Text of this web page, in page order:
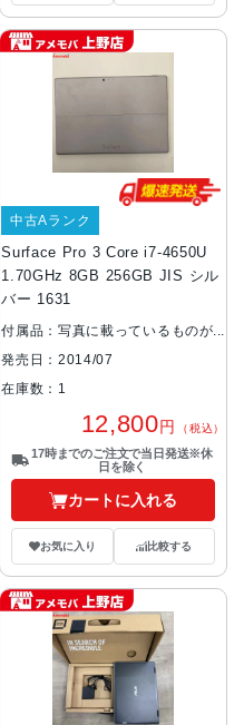
Surface Pro 3 Core i7-4650U
1.70GHz 8GB 256GB JIS シル
バー 1631
中古Aランク
付属品：写真に載っているものが
全てです。
発売日：2014/07
在庫数：1
12,800円 （税込）
17時までのご注文で当日発送※休
日を除く
カートに入れる
お気に入り 比較する